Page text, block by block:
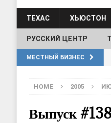
ТЕХАС ХЬЮСТОН
РУССКИЙ ЦЕНТР
МЕСТНЫЙ БИЗНЕС
HOME 2005
Выпуск